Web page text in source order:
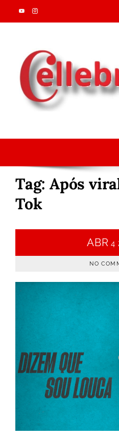
Skip
to
Tag: Após
Tok
ABR 4
NO